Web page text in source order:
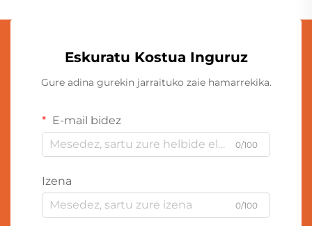
Eskuratu Kostua Inguruz
Gure adina gurekin jarraituko zaie hamarrekika.
E-mail bidez
0/100
Izena
0/100